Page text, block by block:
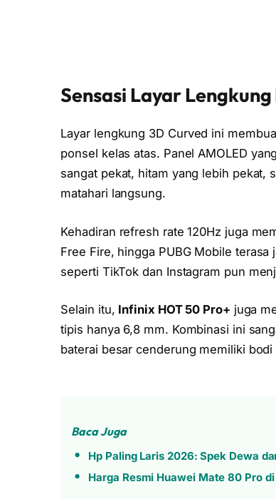
Sensasi Layar
Layar lengkung 3D Curved ini
ponsel kelas atas. Panel AMOLED
sangat pekat, hitam yang lebih pekat,
matahari langsung.
Kehadiran refresh rate 120Hz juga
Free Fire, hingga PUBG Mobile
seperti TikTok dan Instagram pun
Selain itu, Infinix HOT 50 Pro+ juga
tipis hanya 6,8 mm. Kombinasi ini
baterai besar cenderung memiliki
Baca Juga
Hp Paling Laris 2026: Spek Dewa
Harga Resmi Huawei Mate 80 Pro